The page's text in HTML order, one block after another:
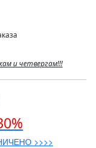
и четвергам!!!
>>>>